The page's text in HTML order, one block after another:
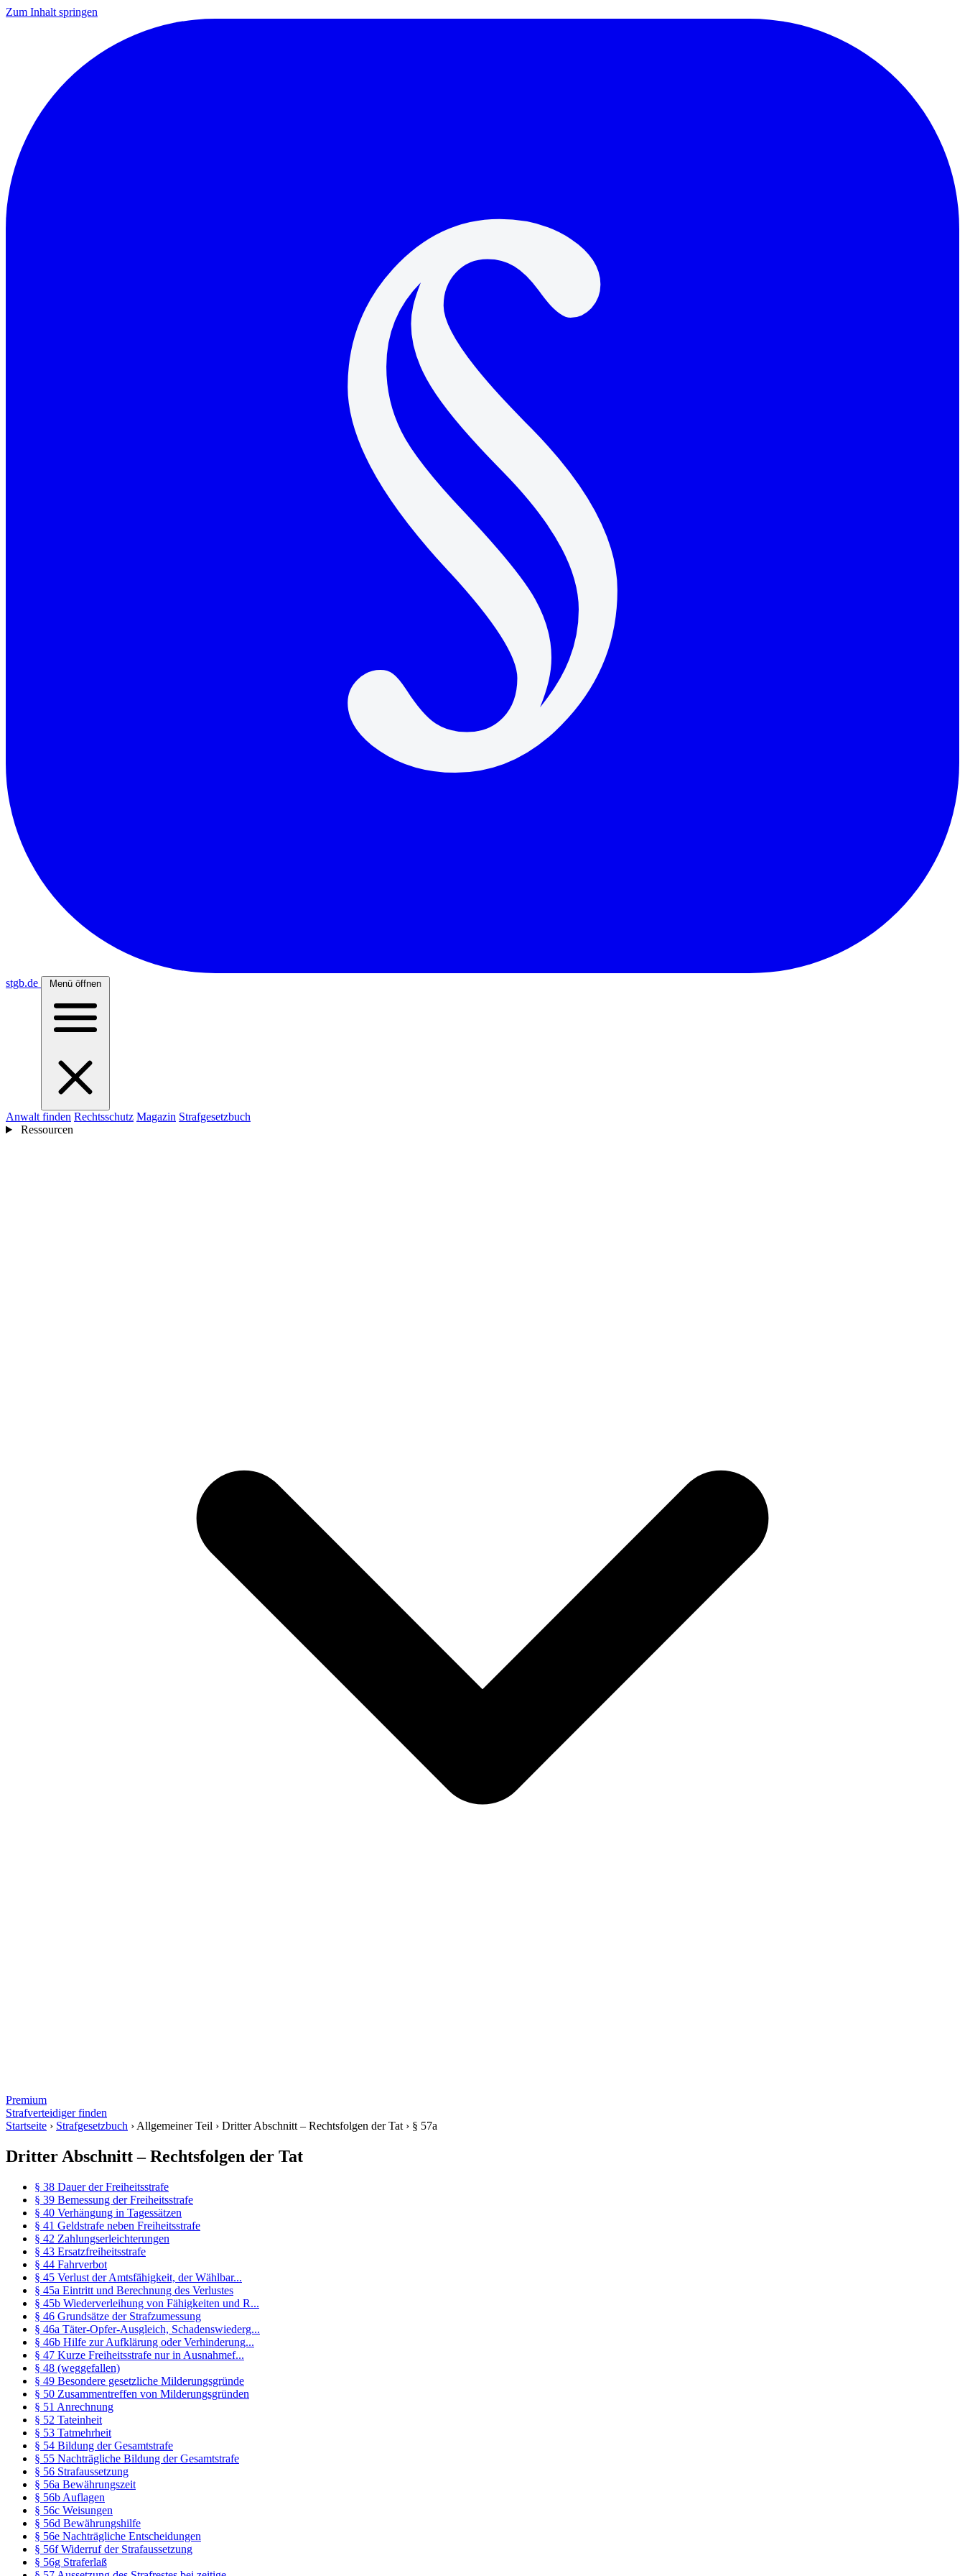
Zum Inhalt springen
stgb.de Menü öffnen
Anwalt finden Rechtsschutz Magazin Strafgesetzbuch
Ressourcen
Premium
Strafverteidiger finden
Startseite › Strafgesetzbuch › Allgemeiner Teil › Dritter Abschnitt – Rechtsfolgen der Tat › § 57a
Dritter Abschnitt – Rechtsfolgen der Tat
§ 38 Dauer der Freiheitsstrafe
§ 39 Bemessung der Freiheitsstrafe
§ 40 Verhängung in Tagessätzen
§ 41 Geldstrafe neben Freiheitsstrafe
§ 42 Zahlungserleichterungen
§ 43 Ersatzfreiheitsstrafe
§ 44 Fahrverbot
§ 45 Verlust der Amtsfähigkeit, der Wählbar...
§ 45a Eintritt und Berechnung des Verlustes
§ 45b Wiederverleihung von Fähigkeiten und R...
§ 46 Grundsätze der Strafzumessung
§ 46a Täter-Opfer-Ausgleich, Schadenswiederg...
§ 46b Hilfe zur Aufklärung oder Verhinderung...
§ 47 Kurze Freiheitsstrafe nur in Ausnahmef...
§ 48 (weggefallen)
§ 49 Besondere gesetzliche Milderungsgründe
§ 50 Zusammentreffen von Milderungsgründen
§ 51 Anrechnung
§ 52 Tateinheit
§ 53 Tatmehrheit
§ 54 Bildung der Gesamtstrafe
§ 55 Nachträgliche Bildung der Gesamtstrafe
§ 56 Strafaussetzung
§ 56a Bewährungszeit
§ 56b Auflagen
§ 56c Weisungen
§ 56d Bewährungshilfe
§ 56e Nachträgliche Entscheidungen
§ 56f Widerruf der Strafaussetzung
§ 56g Straferlaß